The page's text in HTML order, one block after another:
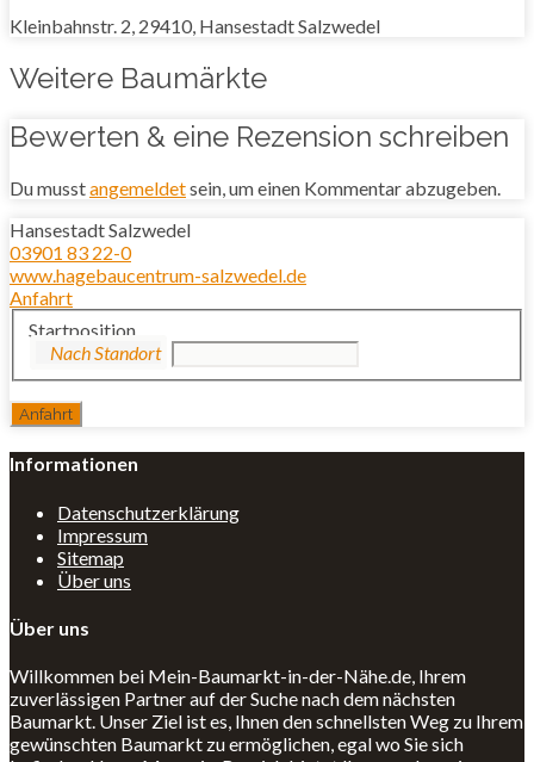
Kleinbahnstr. 2, 29410, Hansestadt Salzwedel
Weitere Baumärkte
Bewerten & eine Rezension schreiben
Du musstangemeldetsein, um einen Kommentar abzugeben.
Hansestadt Salzwedel
03901 83 22-0
www.hagebaucentrum-salzwedel.de
Anfahrt
Startposition
Informationen
Datenschutzerklärung
Impressum
Sitemap
Über uns
Über uns
Willkommen bei Mein-Baumarkt-in-der-Nähe.de, Ihrem
zuverlässigen Partner auf der Suche nach dem nächsten
Baumarkt. Unser Ziel ist es, Ihnen den schnellsten Weg zu Ihrem
gewünschten Baumarkt zu ermöglichen, egal wo Sie sich